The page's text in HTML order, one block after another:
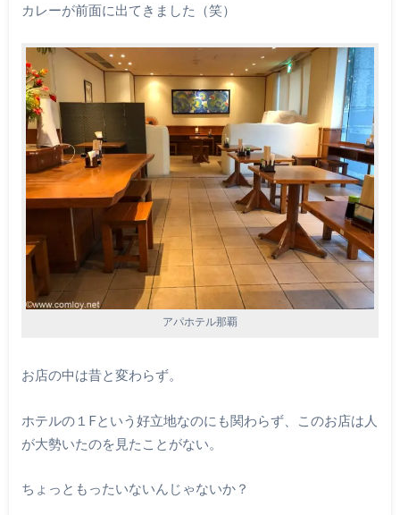
カレーが前面に出てきました（笑）
アパホテル那覇
お店の中は昔と変わらず。
ホテルの１Fという好立地なのにも関わらず、このお店は人
が大勢いたのを見たことがない。
ちょっともったいないんじゃないか？